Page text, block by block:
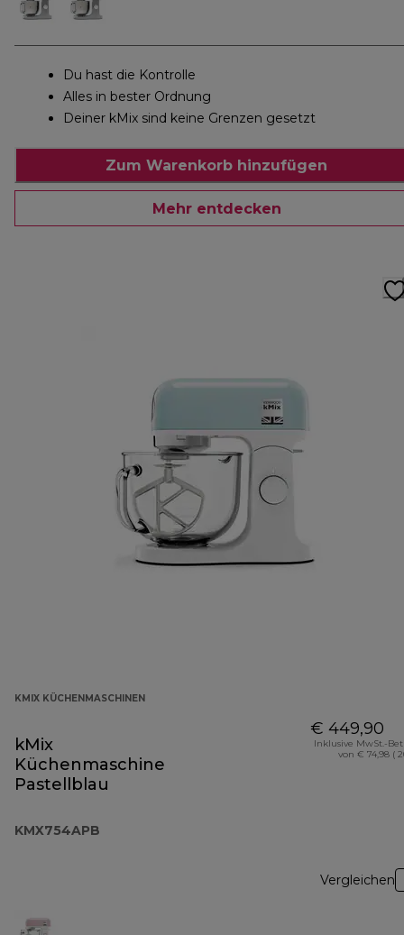
Du hast die Kontrolle
Alles in bester Ordnung
Deiner kMix sind keine Grenzen gesetzt
Zum Warenkorb hinzufügen
Mehr entdecken
KMIX KÜCHENMASCHINEN
kMix
Küchenmaschine
Pastellblau
KMX754APB
€ 449,90
Inklusive MwSt.-
von € 74,98 (
Vergleichen